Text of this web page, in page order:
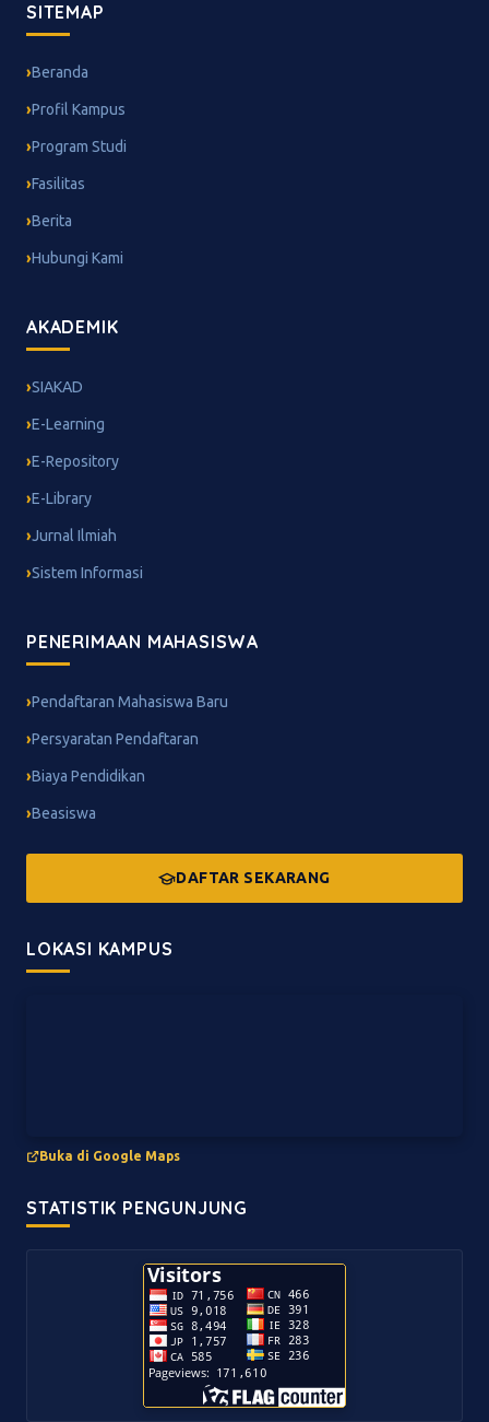
SITEMAP
Beranda
Profil Kampus
Program Studi
Fasilitas
Berita
Hubungi Kami
AKADEMIK
SIAKAD
E-Learning
E-Repository
E-Library
Jurnal Ilmiah
Sistem Informasi
PENERIMAAN MAHASISWA
Pendaftaran Mahasiswa Baru
Persyaratan Pendaftaran
Biaya Pendidikan
Beasiswa
DAFTAR SEKARANG
LOKASI KAMPUS
Buka di Google Maps
STATISTIK PENGUNJUNG